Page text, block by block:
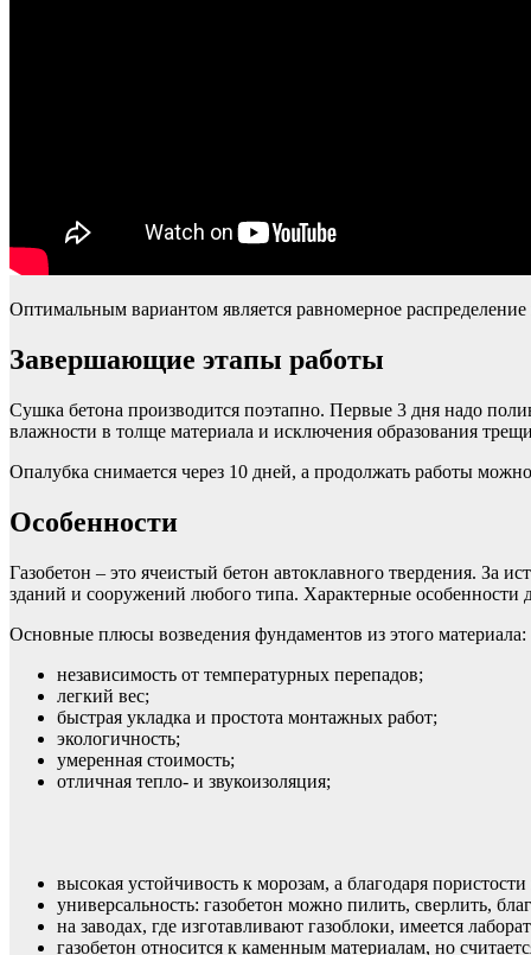
Оптимальным вариантом является равномерное
Завершающие этапы работы
Сушка бетона производится поэтапно. Первые 3 дня надо
влажности в толще материала и исключения образования
Опалубка снимается через 10 дней, а продолжать работы
Особенности
Газобетон – это ячеистый бетон автоклавного твердения. За
зданий и сооружений любого типа. Характерные особенности
Основные плюсы возведения фундаментов из этого материала:
независимость от температурных перепадов;
легкий вес;
быстрая укладка и простота монтажных работ;
экологичность;
умеренная стоимость;
отличная тепло- и звукоизоляция;
высокая устойчивость к морозам, а благодаря
универсальность: газобетон можно пилить, сверлить,
на заводах, где изготавливают газоблоки, имеется
газобетон относится к каменным материалам, но